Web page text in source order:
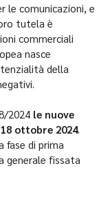
le comunicazioni, e
tutela è
commerciali
nasce
della
2024 le nuove
ottobre 2024.
fase di prima
generale fissata